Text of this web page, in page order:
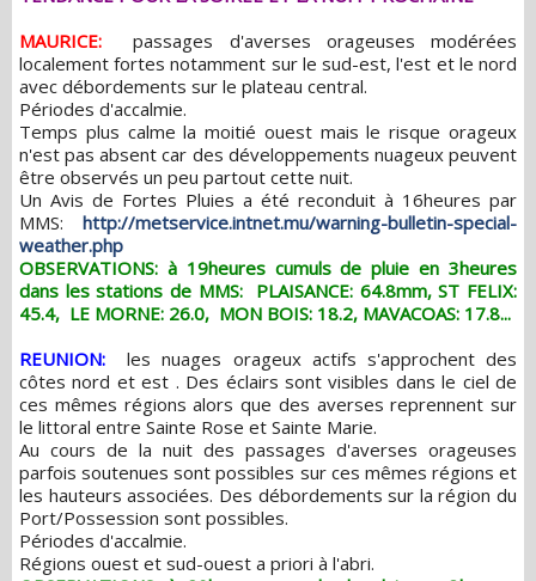
MAURICE: passages d'averses orageuses modérées
localement fortes notamment sur le sud-est, l'est et le nord
avec débordements sur le plateau central.
Périodes d'accalmie.
Temps plus calme la moitié ouest mais le risque orageux
n'est pas absent car des développements nuageux peuvent
être observés un peu partout cette nuit.
Un Avis de Fortes Pluies a été reconduit à 16heures par
MMS: http://metservice.intnet.mu/warning-bulletin-special-
weather.php
OBSERVATIONS: à 19heures cumuls de pluie en 3heures
dans les stations de MMS: PLAISANCE: 64.8mm, ST FELIX:
45.4, LE MORNE: 26.0, MON BOIS: 18.2, MAVACOAS: 17.8...
REUNION: les nuages orageux actifs s'approchent des
côtes nord et est . Des éclairs sont visibles dans le ciel de
ces mêmes régions alors que des averses reprennent sur
le littoral entre Sainte Rose et Sainte Marie.
Au cours de la nuit des passages d'averses orageuses
parfois soutenues sont possibles sur ces mêmes régions et
les hauteurs associées. Des débordements sur la région du
Port/Possession sont possibles.
Périodes d'accalmie.
Régions ouest et sud-ouest a priori à l'abri.